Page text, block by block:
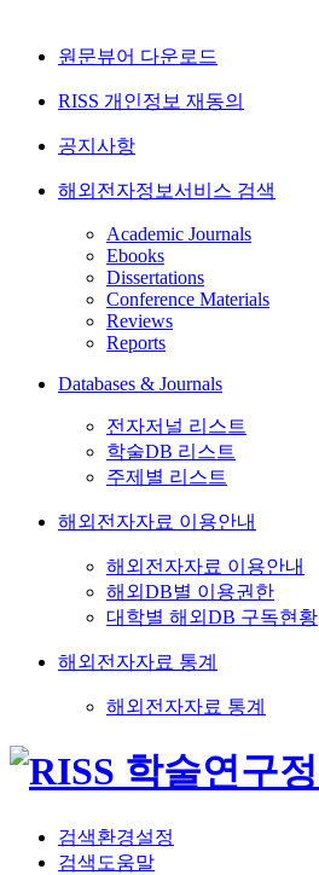
원문뷰어 다운로드
RISS 개인정보 재동의
공지사항
해외전자정보서비스 검색
Academic Journals
Ebooks
Dissertations
Conference Materials
Reviews
Reports
Databases & Journals
전자저널 리스트
학술DB 리스트
주제별 리스트
해외전자자료 이용안내
해외전자자료 이용안내
해외DB별 이용권한
대학별 해외DB 구독현황
해외전자자료 통계
해외전자자료 통계
검색환경설정
검색도움말